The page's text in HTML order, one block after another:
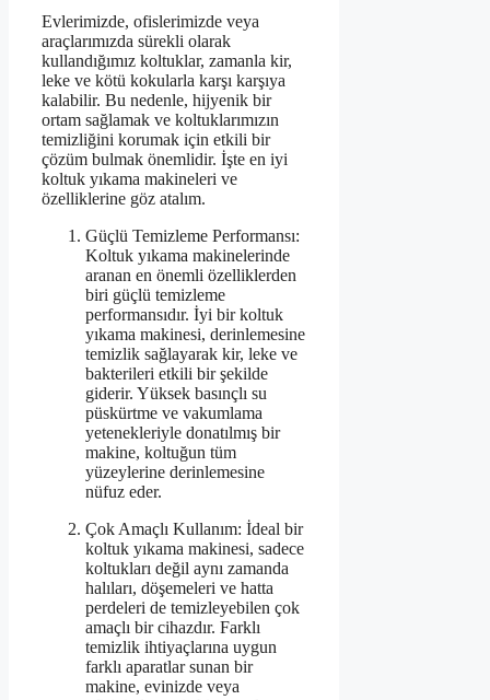
Evlerimizde, ofislerimizde veya
araçlarımızda sürekli olarak
kullandığımız koltuklar, zamanla kir,
leke ve kötü kokularla karşı karşıya
kalabilir. Bu nedenle, hijyenik bir
ortam sağlamak ve koltuklarımızın
temizliğini korumak için etkili bir
çözüm bulmak önemlidir. İşte en iyi
koltuk yıkama makineleri ve
özelliklerine göz atalım.
Güçlü Temizleme Performansı:
Koltuk yıkama makinelerinde
aranan en önemli özelliklerden
biri güçlü temizleme
performansıdır. İyi bir koltuk
yıkama makinesi, derinlemesine
temizlik sağlayarak kir, leke ve
bakterileri etkili bir şekilde
giderir. Yüksek basınçlı su
püskürtme ve vakumlama
yetenekleriyle donatılmış bir
makine, koltuğun tüm
yüzeylerine derinlemesine
nüfuz eder.
Çok Amaçlı Kullanım: İdeal bir
koltuk yıkama makinesi, sadece
koltukları değil aynı zamanda
halıları, döşemeleri ve hatta
perdeleri de temizleyebilen çok
amaçlı bir cihazdır. Farklı
temizlik ihtiyaçlarına uygun
farklı aparatlar sunan bir
makine, evinizde veya